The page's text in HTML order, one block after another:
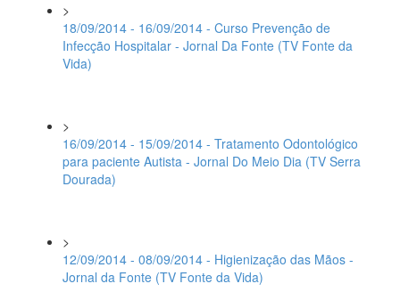
>
18/09/2014 - 16/09/2014 - Curso Prevenção de
Infecção Hospitalar - Jornal Da Fonte (TV Fonte da
Vida)
>
16/09/2014 - 15/09/2014 - Tratamento Odontológico
para paciente Autista - Jornal Do Meio Dia (TV Serra
Dourada)
>
12/09/2014 - 08/09/2014 - Higienização das Mãos -
Jornal da Fonte (TV Fonte da Vida)